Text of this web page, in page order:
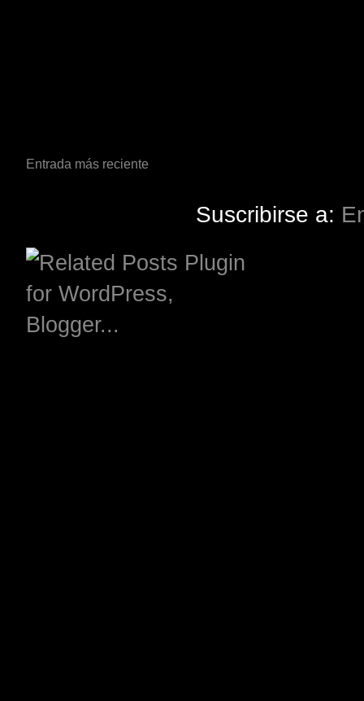
Entrada más reciente
Suscribirse a: